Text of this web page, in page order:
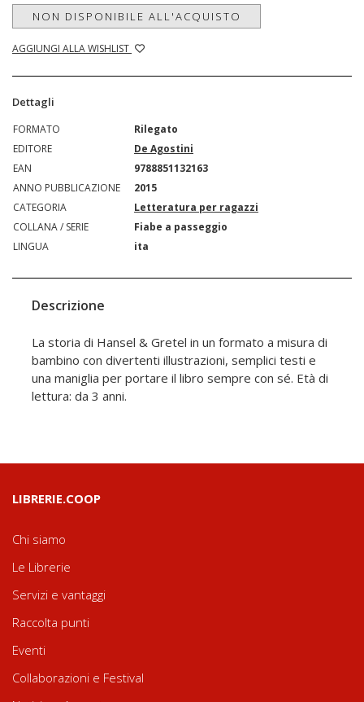
NON DISPONIBILE ALL'ACQUISTO
AGGIUNGI ALLA WISHLIST
Dettagli
FORMATO
Rilegato
EDITORE
De Agostini
EAN
9788851132163
ANNO PUBBLICAZIONE
2015
CATEGORIA
Letteratura per ragazzi
COLLANA / SERIE
Fiabe a passeggio
LINGUA
ita
Descrizione
La storia di Hansel & Gretel in un formato a misura di
bambino con divertenti illustrazioni, semplici testi e
una maniglia per portare il libro sempre con sé. Età di
lettura: da 3 anni.
LIBRERIE.COOP
Chi siamo
Le Librerie
Servizi e vantaggi
Raccolta punti
Eventi
Collaborazioni e Festival